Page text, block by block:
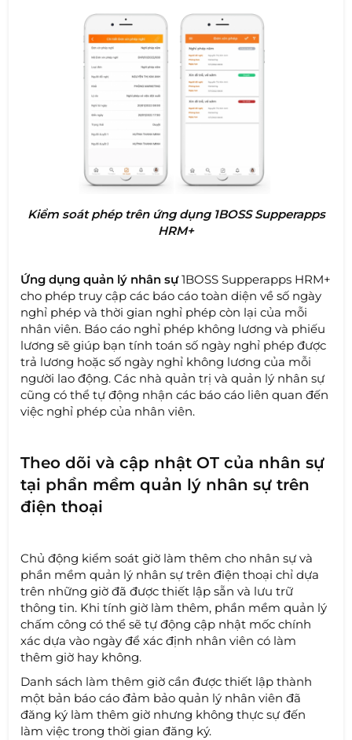
Kiểm soát phép trên ứng dụng 1BOSS Supperapps
HRM+
Ứng dụng quản lý nhân sự1BOSS Supperapps HRM+
cho phép truy cập các báo cáo toàn diện về số ngày
nghỉ phép và thời gian nghỉ phép còn lại của mỗi
nhân viên. Báo cáo nghỉ phép không lương và phiếu
lương sẽ giúp bạn tính toán số ngày nghỉ phép được
trả lương hoặc số ngày nghỉ không lương của mỗi
người lao động. Các nhà quản trị và quản lý nhân sự
cũng có thể tự động nhận các báo cáo liên quan đến
việc nghỉ phép của nhân viên.
Theo dõi và cập nhật OT của nhân sự
tại phần mềm quản lý nhân sự trên
điện thoại
Chủ động kiểm soát giờ làm thêm cho nhân sự và
phần mềm quản lý nhân sự trên điện thoại chỉ dựa
trên những giờ đã được thiết lập sẵn và lưu trữ
thông tin. Khi tính giờ làm thêm, phần mềm quản lý
chấm công có thể sẽ tự động cập nhật mốc chính
xác dựa vào ngày để xác định nhân viên có làm
thêm giờ hay không.
Danh sách làm thêm giờ cần được thiết lập thành
một bản báo cáo đảm bảo quản lý nhân viên đã
đăng ký làm thêm giờ nhưng không thực sự đến
làm việc trong thời gian đăng ký.